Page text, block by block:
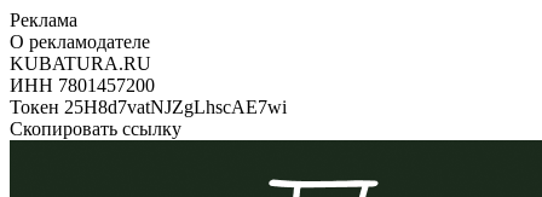
Реклама
О рекламодателе
KUBATURA.RU
ИНН 7801457200
Токен 25H8d7vatNJZgLhscAE7wi
Скопировать ссылку